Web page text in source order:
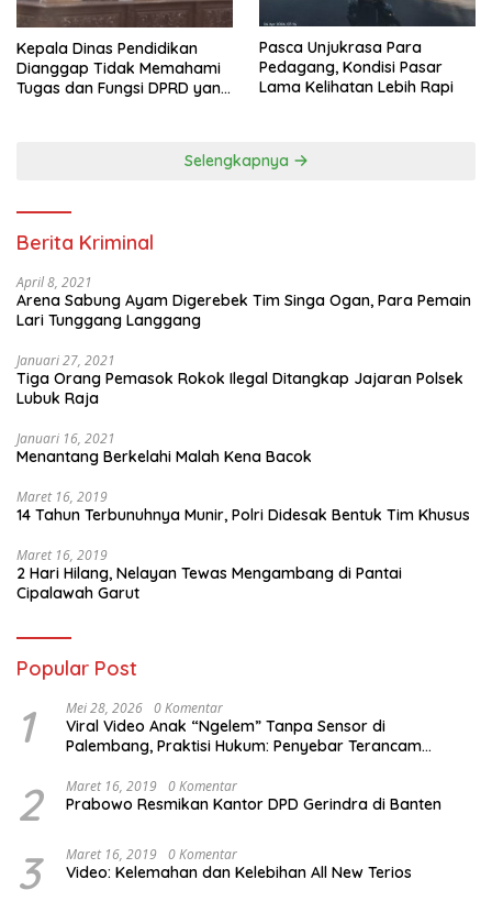
Kepala Dinas Pendidikan
Dianggap Tidak Memahami
Tugas dan Fungsi DPRD yang
Pasca Unjukrasa Para
Pedagang, Kondisi Pasar
Lama Kelihatan Lebih Rapi
Selengkapnya
Berita Kriminal
April 8, 2021
Arena Sabung Ayam Digerebek Tim Singa Ogan, Para Pemain
Lari Tunggang Langgang
Januari 27, 2021
Tiga Orang Pemasok Rokok Ilegal Ditangkap Jajaran Polsek
Lubuk Raja
Januari 16, 2021
Menantang Berkelahi Malah Kena Bacok
Maret 16, 2019
14 Tahun Terbunuhnya Munir, Polri Didesak Bentuk Tim Khusus
Maret 16, 2019
2 Hari Hilang, Nelayan Tewas Mengambang di Pantai
Cipalawah Garut
Popular Post
1 Mei 28, 2026 0 Komentar
Viral Video Anak “Ngelem” Tanpa Sensor di
Palembang, Praktisi Hukum: Penyebar Terancam
2 Maret 16, 2019 0 Komentar
Prabowo Resmikan Kantor DPD Gerindra di Banten
3 Maret 16, 2019 0 Komentar
Video: Kelemahan dan Kelebihan All New Terios